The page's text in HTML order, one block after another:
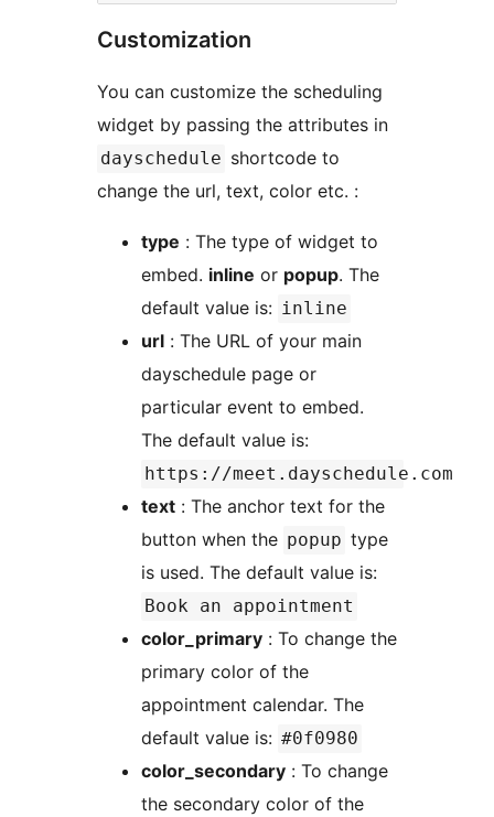
Customization
You can customize the scheduling
widget by passing the attributes in
dayschedule shortcode to
change the url, text, color etc. :
type : The type of widget to
embed. inline or popup. The
default value is: inline
url : The URL of your main
dayschedule page or
particular event to embed.
The default value is:
https://meet.dayschedule.com
text : The anchor text for the
button when the popup type
is used. The default value is:
Book an appointment
color_primary : To change the
primary color of the
appointment calendar. The
default value is: #0f0980
color_secondary : To change
the secondary color of the